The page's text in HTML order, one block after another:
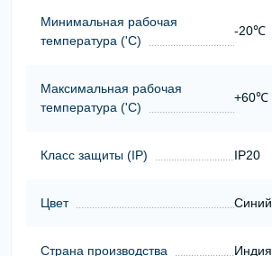
Минимальная рабочая
температура ('С)
-20℃
Максимальная рабочая
температура ('С)
+60℃
Класс защиты (ІР) IP20
Цвет Синий
Страна производства Индия